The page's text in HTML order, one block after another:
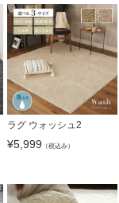
ラグ ウォッシュ2
¥5,999 （税込み）